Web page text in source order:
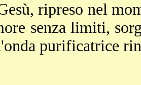
ripreso nel
senza limiti,
purificatrice